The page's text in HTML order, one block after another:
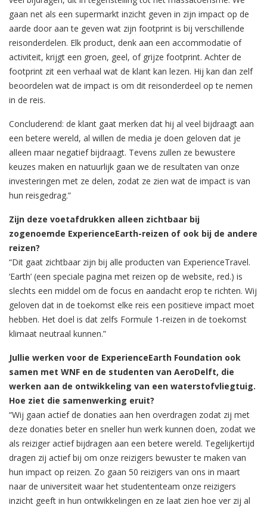
gaan net als een supermarkt inzicht geven in zijn impact op de
aarde door aan te geven wat zijn footprint is bij verschillende
reisonderdelen. Elk product, denk aan een accommodatie of
activiteit, krijgt een groen, geel, of grijze footprint. Achter de
footprint zit een verhaal wat de klant kan lezen. Hij kan dan zelf
beoordelen wat de impact is om dit reisonderdeel op te nemen
in de reis.
Concluderend: de klant gaat merken dat hij al veel bijdraagt aan
een betere wereld, al willen de media je doen geloven dat je
alleen maar negatief bijdraagt. Tevens zullen ze bewustere
keuzes maken en natuurlijk gaan we de resultaten van onze
investeringen met ze delen, zodat ze zien wat de impact is van
hun reisgedrag.”
Zijn deze voetafdrukken alleen zichtbaar bij
zogenoemde ExperienceEarth-reizen of ook bij de andere
reizen?
“Dit gaat zichtbaar zijn bij alle producten van ExperienceTravel.
‘Earth’ (een speciale pagina met reizen op de website, red.) is
slechts een middel om de focus en aandacht erop te richten. Wij
geloven dat in de toekomst elke reis een positieve impact moet
hebben. Het doel is dat zelfs Formule 1-reizen in de toekomst
klimaat neutraal kunnen.”
Jullie werken voor de ExperienceEarth Foundation ook
samen met WNF en de studenten van AeroDelft, die
werken aan de ontwikkeling van een waterstofvliegtuig.
Hoe ziet die samenwerking eruit?
“Wij gaan actief de donaties aan hen overdragen zodat zij met
deze donaties beter en sneller hun werk kunnen doen, zodat we
als reiziger actief bijdragen aan een betere wereld. Tegelijkertijd
dragen zij actief bij om onze reizigers bewuster te maken van
hun impact op reizen. Zo gaan 50 reizigers van ons in maart
naar de universiteit waar het studententeam onze reizigers
inzicht geeft in hun ontwikkelingen en ze laat zien hoe ver zij al